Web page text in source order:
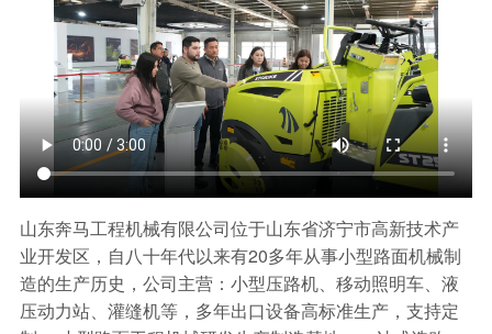
山东奔马工程机械有限公司位于山东省济宁市高新技术产
业开发区，自八十年代以来有20多年从事小型路面机械制
造的生产历史，公司主营： 小型压路机、 移动照明车、 液
压动力站、 灌缝机等，多年出口设备高标准生产，支持定